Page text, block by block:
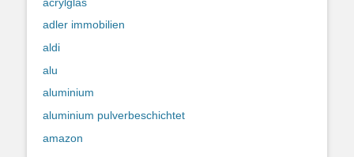
adler immobilien
aldi
alu
aluminium
aluminium pulverbeschichtet
amazon